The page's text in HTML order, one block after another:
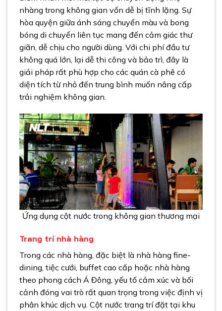
nhàng trong không gian vốn dễ bị tĩnh lặng. Sự
hòa quyện giữa ánh sáng chuyển màu và bong
bóng di chuyển liên tục mang đến cảm giác thư
giãn, dễ chịu cho người dùng. Với chi phí đầu tư
không quá lớn, lại dễ thi công và bảo trì, đây là
giải pháp rất phù hợp cho các quán cà phê có
diện tích từ nhỏ đến trung bình muốn nâng cấp
trải nghiệm không gian.
Ứng dụng cột nước trong không gian thương mại
Trang trí nhà hàng
Trong các nhà hàng, đặc biệt là nhà hàng fine-
dining, tiệc cưới, buffet cao cấp hoặc nhà hàng
theo phong cách Á Đông, yếu tố cảm xúc và bối
cảnh đóng vai trò rất quan trọng trong việc định vị
phân khúc dịch vụ. Cột nước trang trí đặt tại khu